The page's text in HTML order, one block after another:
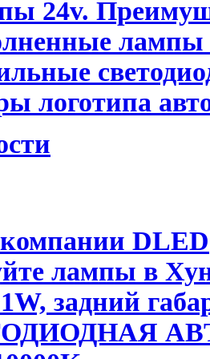
24v.
логотипа
DLED
лампы в
задний